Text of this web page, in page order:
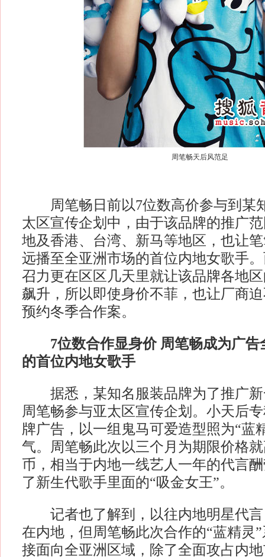
周笔畅天后风范足
周笔畅日前以7位数高价参与到某
太区宣传企划中，由于该品牌的推广
地及香港、台湾、新马等地区，也让
远播至全亚洲市场的首位内地女歌手
召力更在区区几天里就让该品牌各地
飙升，所以即使身价不菲，也让厂商
预约冬季合作案。
7位数合作显身价 周笔畅成为广告
的首位内地女歌手
据悉，某知名服装品牌为了推广新
周笔畅参与亚太区宣传企划。小天后
牌广告，以一组鬼马可爱造型照为“蓝
气。周笔畅此次以三个月为期限价格
币，相当于内地一线艺人一年的代言
了新生代歌手里面的“吸金女王”。
记者也了解到，以往内地明星代言
在内地，但周笔畅此次合作的“蓝精灵
接面向全亚洲区域，除了全面攻占内